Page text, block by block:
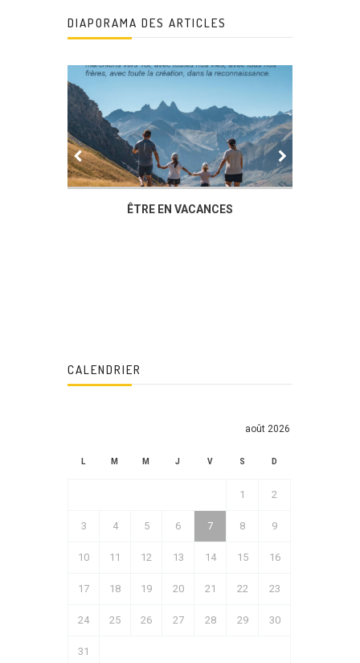
DIAPORAMA DES ARTICLES
ÊTRE EN VACANCES
CALENDRIER
août 2026
L M M J V S D
1 2
3 4 5 6 7 8 9
10 11 12 13 14 15 16
17 18 19 20 21 22 23
24 25 26 27 28 29 30
31